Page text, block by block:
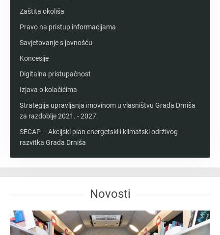
Zaštita okoliša
Pravo na pristup informacijama
Savjetovanje s javnošću
Koncesije
Digitalna pristupačnost
Izjava o kolačićima
Strategija upravljanja imovinom u vlasništvu Grada Drniša
za razdoblje 2021. - 2027.
SECAP – Akcijski plan energetski i klimatski održivog
razvitka Grada Drniša
Novosti